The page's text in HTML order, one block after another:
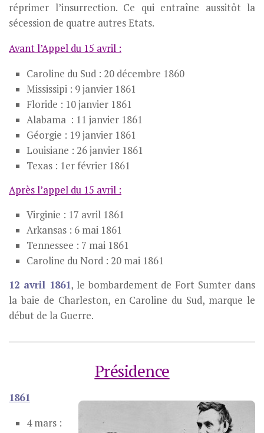
réprimer l’insurrection. Ce qui entraîne aussitôt la
sécession de quatre autres Etats.
Avant l’Appel du 15 avril :
Caroline du Sud : 20 décembre 1860
Mississipi : 9 janvier 1861
Floride : 10 janvier 1861
Alabama : 11 janvier 1861
Géorgie : 19 janvier 1861
Louisiane : 26 janvier 1861
Texas : 1er février 1861
Après l’appel du 15 avril :
Virginie : 17 avril 1861
Arkansas : 6 mai 1861
Tennessee : 7 mai 1861
Caroline du Nord : 20 mai 1861
12 avril 1861, le bombardement de Fort Sumter dans
la baie de Charleston, en Caroline du Sud, marque le
début de la Guerre.
Présidence
1861
4 mars :